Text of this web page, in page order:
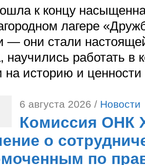
к концу
лагере
— они стали
научились работать в
на историю и
6 августа 2026 / Новости
Комиссия ОНК
о
по